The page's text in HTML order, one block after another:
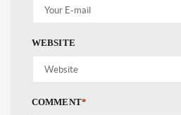
WEBSITE
COMMENT*